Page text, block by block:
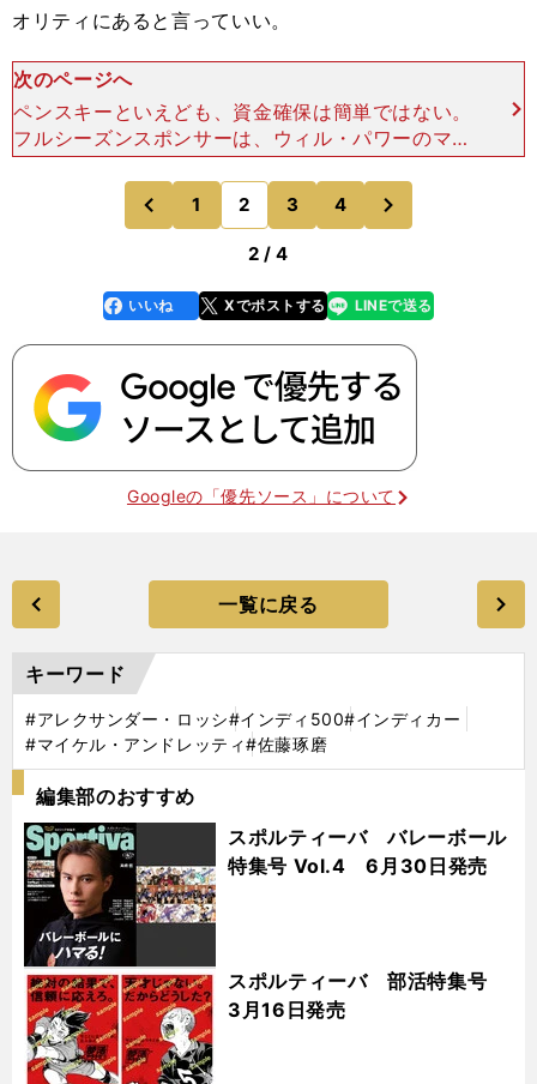
オリティにあると言っていい。
次のページへ
ペンスキーといえども、資金確保は簡単ではない。
フルシーズンスポンサーは、ウィル・パワーのマシ
ンについているベライゾンだけ。ニューガーデンと
シモン・パジェノーの２台は、スポンサー数社を何
戦かずつシェアし
前
のページへ
1 2 3 4
のページへ
2 / 4
faceboo
k
いいね Xでポストする
line LINEで送る
Googleの「優先ソース」について
一覧に戻る
キーワード
#アレクサンダー・ロッシ#インディ500#インディカー
#マイケル・アンドレッティ#佐藤琢磨
編集部のおすすめ
スポルティーバ バレーボール
特集号 Vol.4 6月30日発売
スポルティーバ 部活特集号
3月16日発売